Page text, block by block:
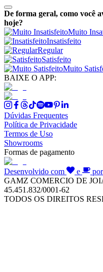
De forma geral, como você
hoje?
Muito
Insatisfeito
Regular
Satisfeito
Muito
BAIXE O APP:
Dúvidas Frequentes
Política de Privacidade
Termos de Uso
Showrooms
Formas de pagamento
Desenvolvido com e
GAMZ COMERCIO DE
45.451.832/0001-62
TODOS OS DIREITOS